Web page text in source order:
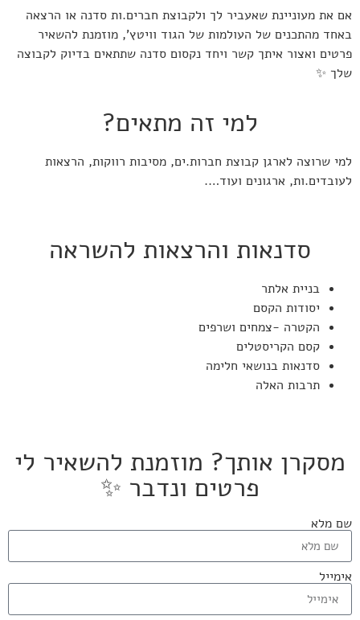
אם את מעוניינת שאעביר לך ולקבוצת חברים.ות סדנה או הרצאה
באחד מהתכנים של העולמות של הגוד וויטץ’, מוזמנת להשאיר
פרטים ואצור איתך קשר ויחד נקסום סדנה שתתאים בדיוק לקבוצה
שלך ✨
למי זה מתאים?
למי שרוצה לארגן קבוצת חברות.ים, מסיבות רווקות, הרצאות
לעובדים.ות, ארגונים ועוד….
סדנאות והרצאות להשראה
בניית אלתר
יסודות הקסם
הקטרה -צמחים ושרפים
קסם הקריסטלים
סדנאות בנושאי חלימה
תרבות האלה
מסקרן אותך? מוזמנת להשאיר לי
פרטים ונדבר ✨
שם מלא
אימייל